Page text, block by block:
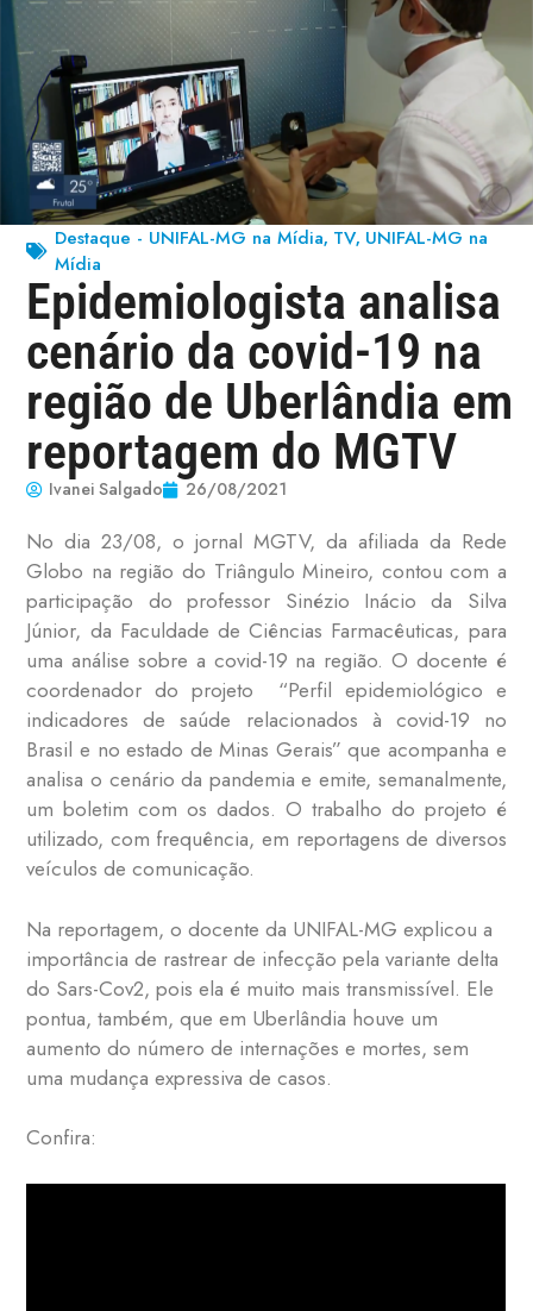
Destaque - UNIFAL-MG na Mídia, TV, UNIFAL-MG na
Mídia
Epidemiologista analisa
cenário da covid-19 na
região de Uberlândia em
reportagem do MGTV
Ivanei Salgado 26/08/2021
No dia 23/08, o jornal MGTV, da afiliada da Rede
Globo na região do Triângulo Mineiro, contou com a
participação do professor Sinézio Inácio da Silva
Júnior, da Faculdade de Ciências Farmacêuticas, para
uma análise sobre a covid-19 na região. O docente é
coordenador do projeto “Perfil epidemiológico e
indicadores de saúde relacionados à covid-19 no
Brasil e no estado de Minas Gerais” que acompanha e
analisa o cenário da pandemia e emite, semanalmente,
um boletim com os dados. O trabalho do projeto é
utilizado, com frequência, em reportagens de diversos
veículos de comunicação.
Na reportagem, o docente da UNIFAL-MG explicou a
importância de rastrear de infecção pela variante delta
do Sars-Cov2, pois ela é muito mais transmissível. Ele
pontua, também, que em Uberlândia houve um
aumento do número de internações e mortes, sem
uma mudança expressiva de casos.
Confira: